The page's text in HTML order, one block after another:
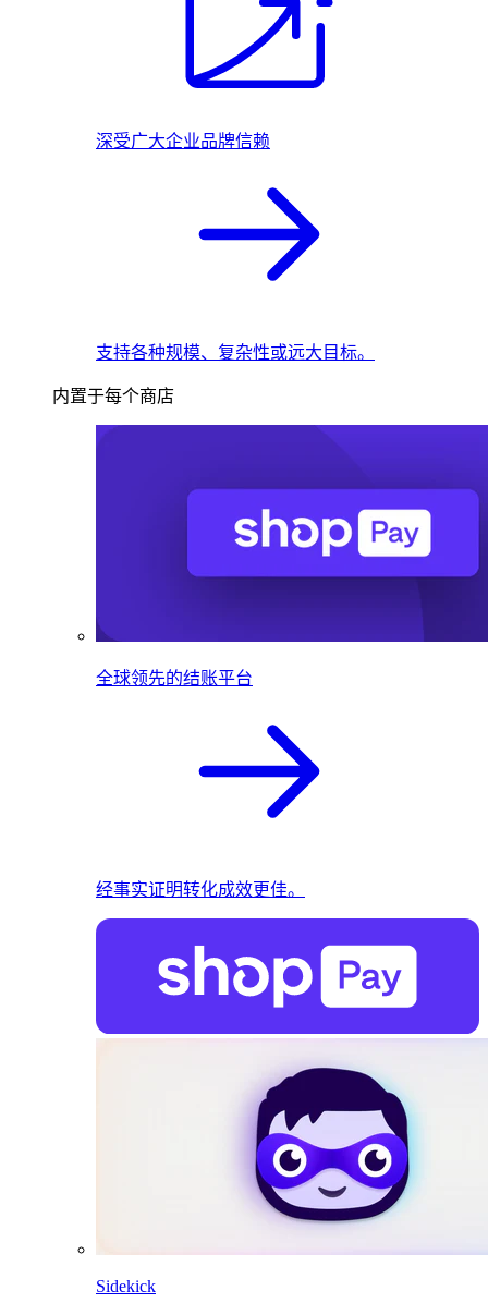
深受广大企业品牌信赖
支持各种规模、复杂性或远大目标。
内置于每个商店
全球领先的结账平台
经事实证明转化成效更佳。
Sidekick